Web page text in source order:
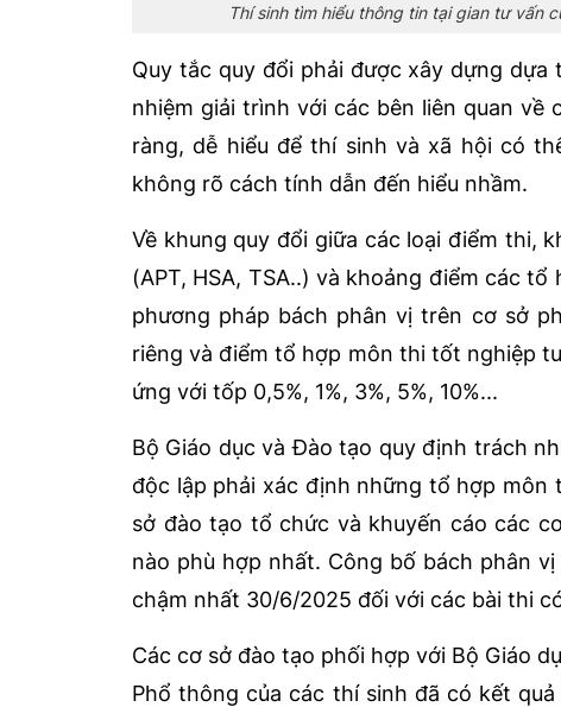
Thí sinh tìm hiểu thông tin tại gian tư vấn
Quy tắc quy đổi phải được xây dựng
nhiệm giải trình với các bên liên quan
ràng, dễ hiểu để thí sinh và xã hội có
không rõ cách tính dẫn đến hiểu nhầm.
Về khung quy đổi giữa các loại điểm thi,
(APT, HSA, TSA..) và khoảng điểm các
phương pháp bách phân vị trên cơ sở
riêng và điểm tổ hợp môn thi tốt nghiệp
ứng với tốp 0,5%, 1%, 3%, 5%, 10%...
Bộ Giáo dục và Đào tạo quy định trách
độc lập phải xác định những tổ hợp
sở đào tạo tổ chức và khuyến cáo các
nào phù hợp nhất. Công bố bách phân
chậm nhất 30/6/2025 đối với các bài thi
Các cơ sở đào tạo phối hợp với Bộ Giáo
Phổ thông của các thí sinh đã có kết